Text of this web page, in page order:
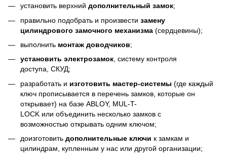
установить верхний дополнительный замок;
правильно подобрать и произвести замену
цилиндрового замочного механизма (сердцевины);
выполнить монтаж доводчиков;
установить электрозамок, систему контроля
доступа, СКУД;
разработать и изготовить мастер-системы (где каждый
ключ прописывается в перечень замков, которые он
открывает) на базе ABLOY, MUL-T-
LOCK или объединить несколько замков с
возможностью открывать одним ключом;
доизготовить дополнительные ключи к замкам и
цилиндрам, купленным у нас или другой организации;